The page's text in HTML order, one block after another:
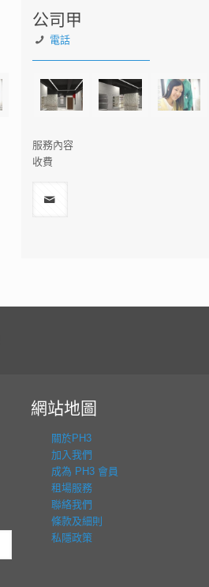
公司甲
電話
服務內容
收費
網站地圖
關於PH3
加入我們
成為 PH3 會員
租場服務
聯絡我們
條款及細則
私隱政策